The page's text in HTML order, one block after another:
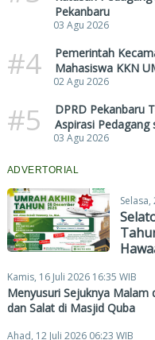
Pekanbaru
03 Agu 2026
#4
Pemerintah
Mahasiswa KKN
02 Agu 2026
#5
DPRD Pekanbaru
Aspirasi Pedagang
03 Agu 2026
ADVERTORIAL
Selasa,
Kamis, 16 Juli 2026 16:35 WIB
Menyusuri Sejuknya Malam
dan Salat di Masjid Quba
Ahad, 12 Juli 2026 06:23 WIB